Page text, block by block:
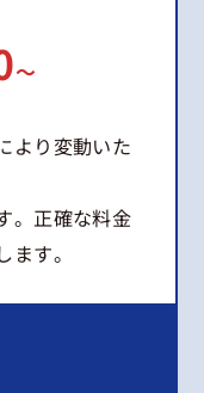
～
より変動いた
。正確な料金
す。